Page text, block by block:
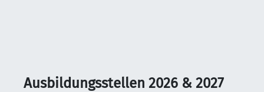
Ausbildungsstellen 2026 & 2027